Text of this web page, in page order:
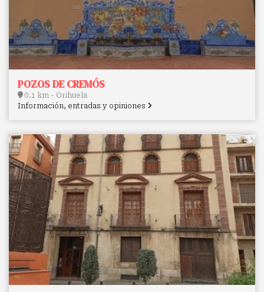
POZOS DE CREMÓS
0.1 km - Orihuela
Información, entradas y opiniones